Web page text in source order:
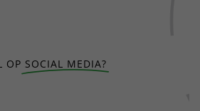
OP SOCIAL MEDIA?